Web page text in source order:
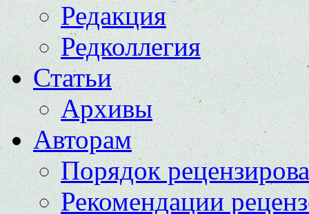
Редакция
Редколлегия
Статьи
Архивы
Авторам
Порядок
Рекомендации